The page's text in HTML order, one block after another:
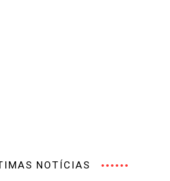
NOTÍCIAS